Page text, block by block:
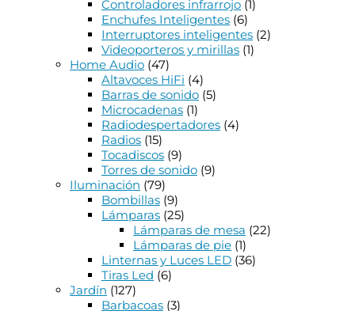
Controladores infrarrojo (1)
Enchufes Inteligentes (6)
Interruptores inteligentes (2)
Videoporteros y mirillas (1)
Home Audio (47)
Altavoces HiFi (4)
Barras de sonido (5)
Microcadenas (1)
Radiodespertadores (4)
Radios (15)
Tocadiscos (9)
Torres de sonido (9)
Iluminación (79)
Bombillas (9)
Lámparas (25)
Lámparas de mesa (22)
Lámparas de pie (1)
Linternas y Luces LED (36)
Tiras Led (6)
Jardín (127)
Barbacoas (3)